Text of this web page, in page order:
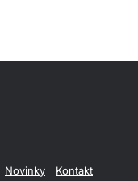
Novinky Kontakt